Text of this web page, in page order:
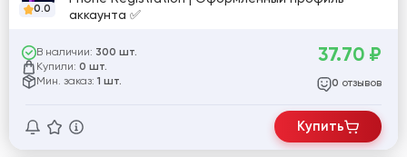
0.0
аккаунта ✅
В наличии: 300 шт.
Купили: 0 шт.
Мин. заказ: 1 шт.
37.70 ₽
0 отзывов
Купить